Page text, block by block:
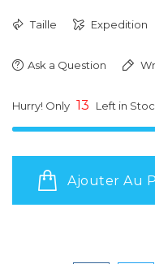
Taille Expedition
Ask a Question
Hurry! Only 13 Left in
Ajouter Au